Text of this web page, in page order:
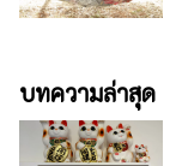
บทความล่าสุด